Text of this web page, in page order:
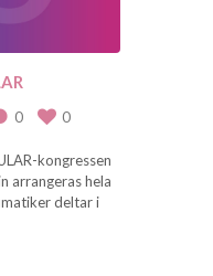
0 0
kongressen
arrangeras hela
deltar i